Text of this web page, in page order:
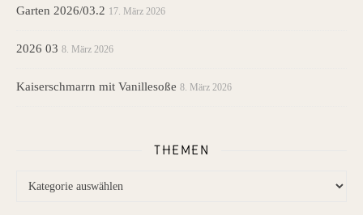
Garten 2026/03.2 17. März 2026
2026 03 8. März 2026
Kaiserschmarrn mit Vanillesoße 8. März 2026
THEMEN